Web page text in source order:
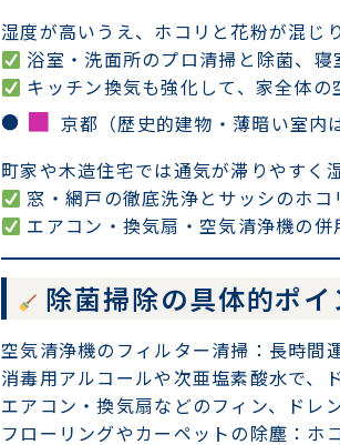
湿度が高いうえ、ホコリと花粉が混じ
浴室・洗面所のプロ清掃と除菌、寝
キッチン換気も強化して、家全体の
■ 京都（歴史的建物・薄暗い室内
町家や木造住宅では通気が滞りやすく
窓・網戸の徹底洗浄とサッシのホコ
エアコン・換気扇・空気清浄機の併
除菌掃除の具体的ポイ
空気清浄機のフィルター清掃 ：長時間
消毒用アルコールや次亜塩素酸水で、
エアコン・換気扇などのフィン、ドレ
フローリングやカーペットの除塵 ：ホ